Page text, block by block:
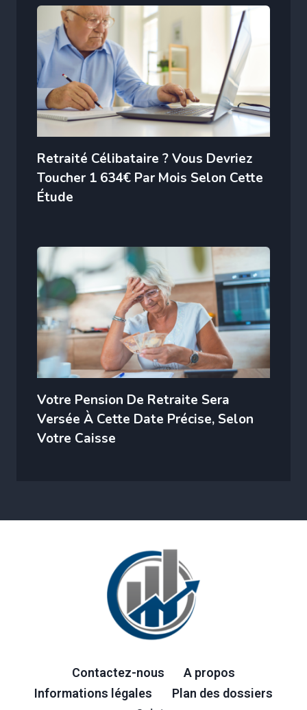
Retraité Célibataire ? Vous Devriez
Toucher 1 634€ Par Mois Selon Cette
Étude
Votre Pension De Retraite Sera
Versée À Cette Date Précise, Selon
Votre Caisse
Contactez-nous
A propos
Informations légales
Plan des dossiers